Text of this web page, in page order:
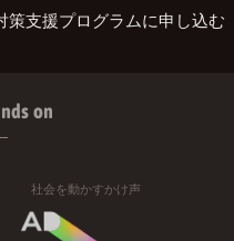
策支援プログラムに申し込む
on
社会を動かすかけ声